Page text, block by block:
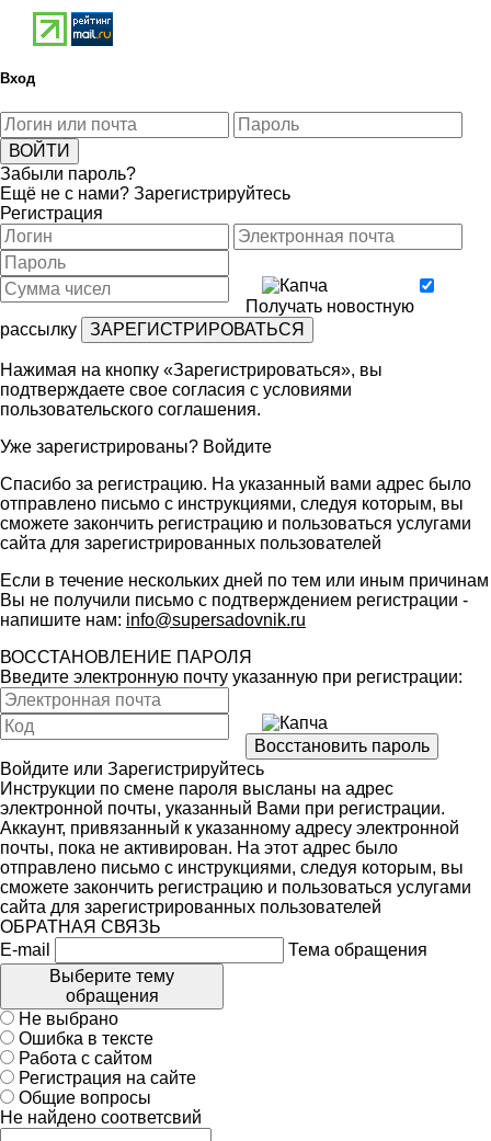
Вход
Забыли пароль?
Ещё не с нами? Зарегистрируйтесь
Регистрация
Получать новостную
рассылку
Нажимая на кнопку «Зарегистрироваться», вы
подтверждаете свое согласия с условиями
пользовательского соглашения.
Уже зарегистрированы? Войдите
Спасибо за регистрацию. На указанный вами адрес было
отправлено письмо с инструкциями, следуя которым, вы
сможете закончить регистрацию и пользоваться услугами
сайта для зарегистрированных пользователей
Если в течение нескольких дней по тем или иным причинам
Вы не получили письмо с подтверждением регистрации -
напишите нам: info@supersadovnik.ru
ВОССТАНОВЛЕНИЕ ПАРОЛЯ
Введите электронную почту указанную при регистрации:
Войдите или Зарегистрируйтесь
Инструкции по смене пароля высланы на адрес
электронной почты, указанный Вами при регистрации.
Аккаунт, привязанный к указанному адресу электронной
почты, пока не активирован. На этот адрес было
отправлено письмо с инструкциями, следуя которым, вы
сможете закончить регистрацию и пользоваться услугами
сайта для зарегистрированных пользователей
ОБРАТНАЯ СВЯЗЬ
E-mail
Тема обращения
Выберите тему
обращения
Не выбрано
Ошибка в тексте
Работа с сайтом
Регистрация на сайте
Общие вопросы
Не найдено соответсвий